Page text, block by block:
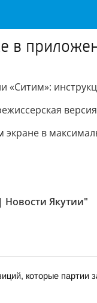
в
«Ситим»:
версия
в
Якутии"
которые партии